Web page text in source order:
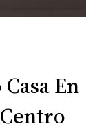
En